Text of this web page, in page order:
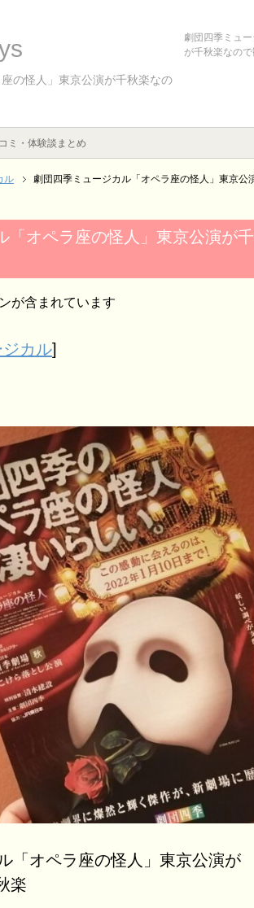
の怪人」東京公演が千秋楽なの
劇団四季ミュ
が千秋楽なの
ミ・体験談まとめ
ル
劇団四季ミュージカル「オペラ座の怪人」東京公
「オペラ座の怪人」東京公演が
が含まれています
ジカル]
「オペラ座の怪人」東京公演が
楽